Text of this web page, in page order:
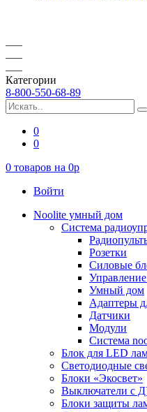
Категории
8-800-550-68-89
0
0
0 товаров на 0p
Войти
Noolite умный дом
Система
Розетки
Силовые
Умный дом
Адаптеры
Датчики
Модули
Система
Блок для LED
Светодиодные
Блоки «Экосвет»
Выключатели с
Блоки защиты